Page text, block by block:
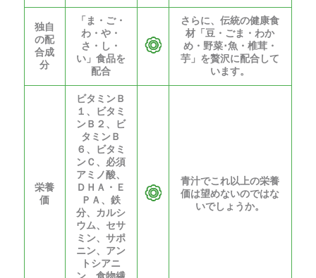
独自
の配
合成
分
「ま・ご・
わ・や・
さ・し・
い」食品を
配合
さらに、伝統の健康食
材「豆・ごま・わか
め・野菜･魚・椎茸・
芋」を贅沢に配合して
います。
栄養
価
ビタミンＢ
１、ビタミ
ンＢ２、ビ
タミンＢ
６、ビタミ
ンＣ、必須
アミノ酸、
ＤＨＡ・Ｅ
ＰＡ、鉄
分、カルシ
ウム、セサ
ミン、サポ
ニン、アン
トシアニ
青汁でこれ以上の栄養
価は望めないのではな
いでしょうか。